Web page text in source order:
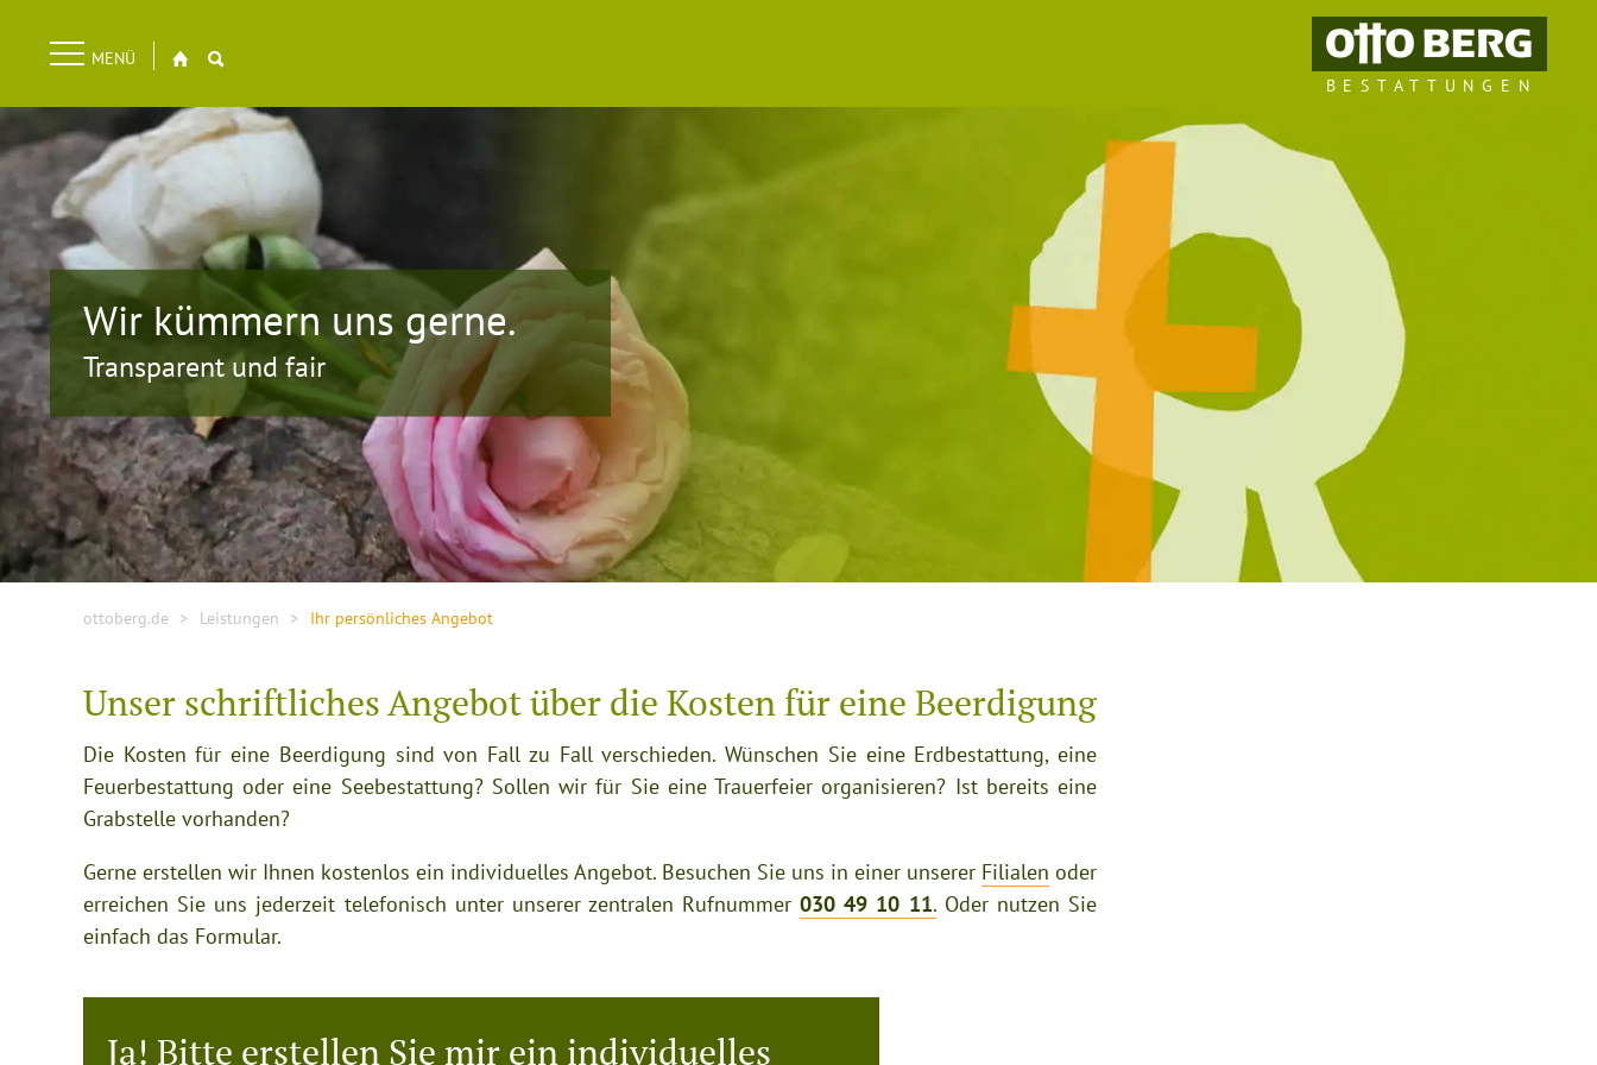
Navigation
überspringen
MENÜ
BESTATTUNGEN
Wir kümmern uns gerne.
Transparent und fair
ottoberg.de Leistungen Ihr persönliches Angebot
Unser schriftliches Angebot über die Kosten für eine Beerdigung
Die Kosten für eine Beerdigung sind von Fall zu Fall verschieden. Wünschen Sie eine Erdbestattung, eine
Feuerbestattung oder eine Seebestattung? Sollen wir für Sie eine Trauerfeier organisieren? Ist bereits eine
Grabstelle vorhanden?
Gerne erstellen wir Ihnen kostenlos ein individuelles Angebot. Besuchen Sie uns in einer unserer Filialen oder
erreichen Sie uns jederzeit telefonisch unter unserer zentralen Rufnummer030 49 10 11.Oder nutzen Sie
einfach das Formular.
Ja! Bitte erstellen Sie mir ein individuelles